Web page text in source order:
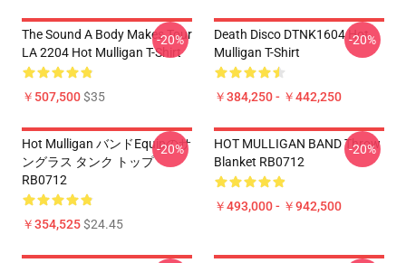
The Sound A Body Makes Tour
LA 2204 Hot Mulligan T-Shirt
￥507,500$35
-20%
Death Disco DTNK1604 Hot
Mulligan T-Shirt
￥384,250 - ￥442,250
-20%
Hot Mulligan バンドEquipのサ
ングラス タンク トップ
RB0712
￥354,525$24.45
-20%
HOT MULLIGAN BAND Throw
Blanket RB0712
￥493,000 - ￥942,500
-20%